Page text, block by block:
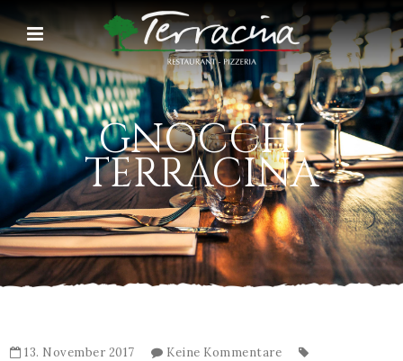
GNOCCHI
TERRACINA
13. November 2017 Keine Kommentare